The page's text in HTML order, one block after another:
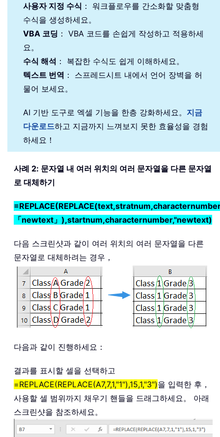
사용자 지정 수식 ： 워크플로우를 간소화할 맞춤형
수식을 생성하세요。
VBA 코딩 ： VBA 코드를 손쉽게 작성하고 적용하세
요。
수식 해석 ： 복잡한 수식도 쉽게 이해하세요。
텍스트 번역 ： 스프레드시트 내에서 언어 장벽을 허
물어 보세요。
AI 기반 도구로 엑셀 기능을 한층 강화하세요。 지금
다운로드하고 지금까지 느껴보지 못한 효율성을 경험
하세요！
사례 2: 문자열 내 여러 위치의 여러 문자열을 다른 문자열
로 대체하기
「newtext」),startnum,characternumber,"newtext)
다음 스크린샷과 같이 여러 위치의 여러 문자열을 다른
문자열로 대체하려는 경우，
다음과 같이 진행하세요：
결과를 표시할 셀을 선택하고
=REPLACE(REPLACE(A7,7,1,"1"),15,1,"3")을 입력한 후，
사용할 셀 범위까지 채우기 핸들을 드래그하세요。 아래
스크린샷을 참조하세요。